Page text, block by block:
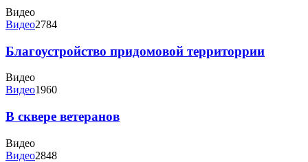
Видео
Видео2784
Благоустройство придомовой территоррии
Видео
Видео1960
В сквере ветеранов
Видео
Видео2848